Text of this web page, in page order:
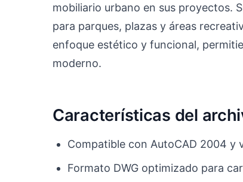
mobiliario urbano en sus proyectos.
para parques, plazas y áreas
enfoque estético y funcional,
moderno.
Características del
Compatible con AutoCAD 2004 y
Formato DWG optimizado para